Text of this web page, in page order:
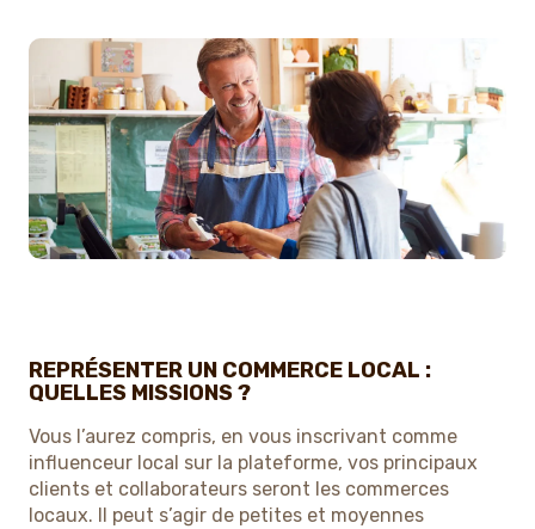
REPRÉSENTER UN COMMERCE LOCAL :
QUELLES MISSIONS ?
Vous l’aurez compris, en vous inscrivant comme
influenceur local sur la plateforme, vos principaux
clients et collaborateurs seront les commerces
locaux. Il peut s’agir de petites et moyennes